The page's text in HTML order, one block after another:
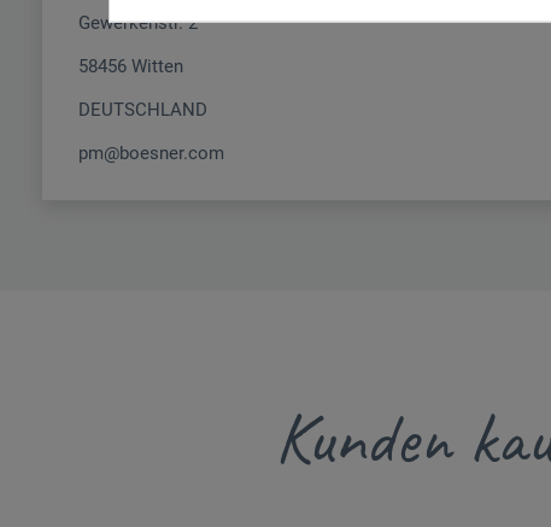
Gewerkenstr. 2
58456 Witten
DEUTSCHLAND
pm@boesner.com
Kunden